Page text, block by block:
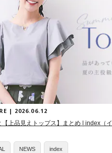
| 2026.06.12
【上品見えトップス】まとめ | index（
NEWS index